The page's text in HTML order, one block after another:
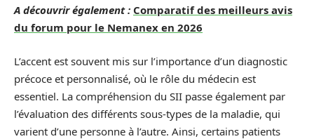
A découvrir également : Comparatif des meilleurs avis
du forum pour le Nemanex en 2026
L’accent est souvent mis sur l’importance d’un diagnostic
précoce et personnalisé, où le rôle du médecin est
essentiel. La compréhension du SII passe également par
l’évaluation des différents sous-types de la maladie, qui
varient d’une personne à l’autre. Ainsi, certains patients